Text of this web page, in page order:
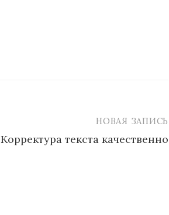
НОВАЯ ЗАПИСЬ
Корректура текста качественно